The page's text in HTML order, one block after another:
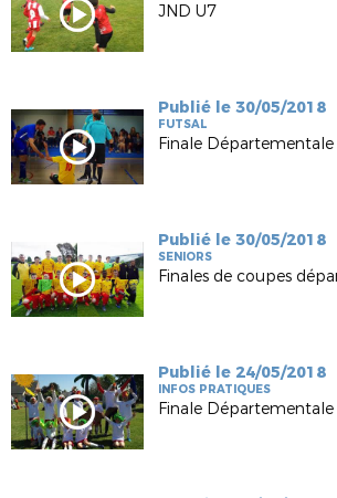
JND U7
Publié le 30/05/2018
FUTSAL
Publié le 30/05/2018
SENIORS
Publié le 24/05/2018
INFOS PRATIQUES